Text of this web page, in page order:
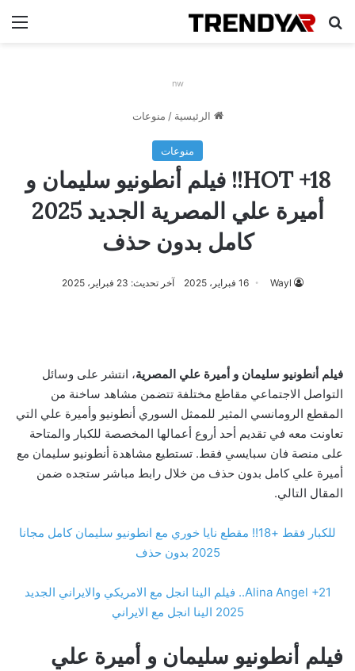
بحث عن
nw
الرئيسية / منوعات
منوعات
HOT +18!! فيلم أنطونيو سليمان و
أميرة علي المصرية الجديد 2025
كامل بدون حذف
Wayl 16 فبراير، 2025 آخر تحديث: 23 فبراير، 2025
فيلم أنطونيو سليمان و أميرة علي المصرية، انتشر على وسائل
التواصل الاجتماعي مقاطع مختلفة تتضمن مشاهد ساخنة من
المقطع الرومانسي المثير للممثل السوري أنطونيو وأميرة علي التي
تعاونت معه في تقديم أحد أروع أعمالها المخصصة للكبار والمتاحة
على منصة فان سبايسي فقط. تستطيع مشاهدة أنطونيو سليمان مع
أميرة علي كامل بدون حذف من خلال رابط مباشر ستجده ضمن
المقال التالي.
للكبار فقط +18!! مقطع نايا خوري مع انطونيو سليمان كامل مجانا
2025 بدون حذف
Alina Angel +21.. فيلم الينا انجل مع الامريكي والايراني الجديد
2025 الينا انجل مع الايراني
فيلم أنطونيو سليمان و أميرة علي